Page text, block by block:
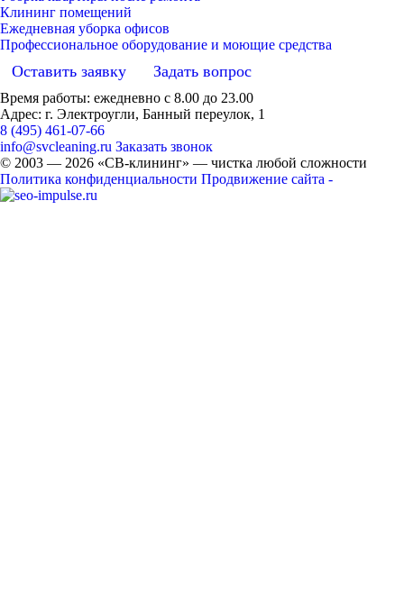
Клининг помещений
Ежедневная уборка офисов
Профессиональное оборудование и моющие средства
Оставить заявку Задать вопрос
Время работы: ежедневно с 8.00 до 23.00
Адрес: г. Электроугли, Банный переулок, 1
8 (495) 461-07-66
info@svcleaning.ru Заказать звонок
© 2003 — 2026 «СВ-клининг» — чистка любой сложности
Политика конфиденциальности Продвижение сайта -